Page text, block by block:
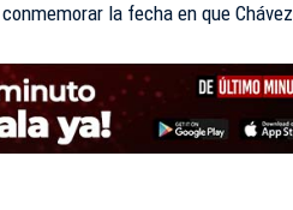
la fecha en que Chávez